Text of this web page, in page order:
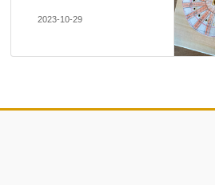
2023-10-29